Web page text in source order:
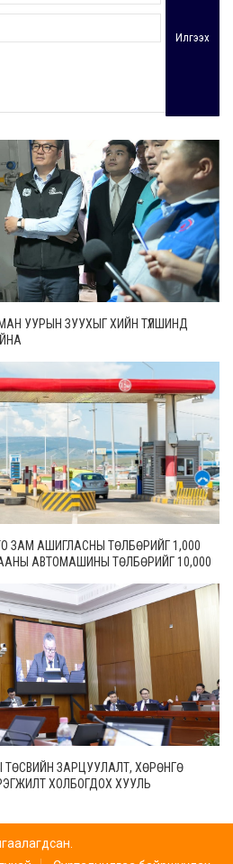
Илгээх
УУРЫН ЗУУХЫГ ХИЙН ТҮЛШИНД
АШИГЛАСНЫ ТӨЛБӨРИЙГ 1,000
АВТОМАШИНЫ ТӨЛБӨРИЙГ 10,000
ТӨСВИЙН ЗАРЦУУЛАЛТ, ХӨРӨНГӨ
ХОЛБОГДОХ ХУУЛЬ